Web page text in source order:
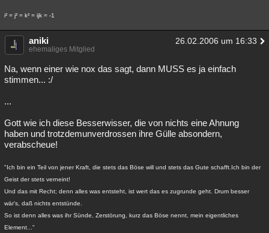
i² = j² = k² = ijk = -1
aniki 26.02.2006 um 16:33
ehemaliges Mitglied
Na, wenn einer wie nox das sagt, dann MUSS es ja einfach
stimmen... :/
...
Gott wie ich diese Besserwisser, die von nichts eine Ahnung
haben und trotzdemunverdrossen ihre Gülle absondern,
verabscheue!
"Ich bin ein Teil von jener Kraft, die stets das Böse will und stets das Gute schafft.Ich bin der
Geist der stets verneint!
Und das mit Recht; denn alles was entsteht, ist wert das es zugrunde geht. Drum besser
wär's, daß nichts entstünde.
So ist denn alles was ihr Sünde, Zerstörung, kurz das Böse nennt, mein eigentliches
Element..."